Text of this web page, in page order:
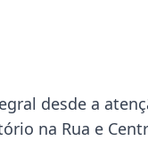
desde a
na Rua e